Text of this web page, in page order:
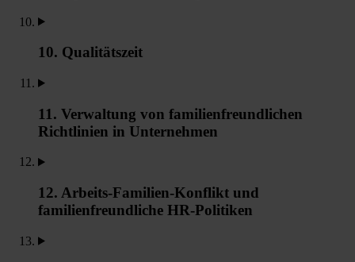
10. Qualitätszeit
11. Verwaltung von familienfreundlichen
Richtlinien in Unternehmen
12. Arbeits-Familien-Konflikt und
familienfreundliche HR-Politiken